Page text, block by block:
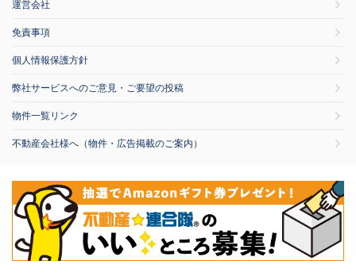
運営会社
免責事項
個人情報保護方針
弊社サービスへのご意見・ご要望の投稿
物件一覧リンク
不動産会社様へ（物件・広告掲載のご案内）